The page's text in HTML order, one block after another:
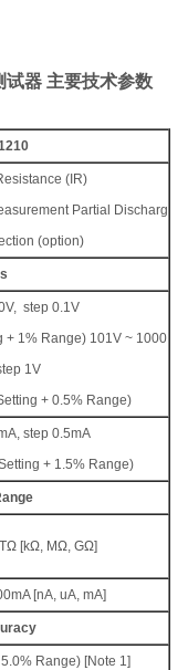
试器 主要技术参数
(IR)
Partial Discharg
(option)
step 0.1V
+ 1% Range) 101V ~ 1000
1V
+ 0.5% Range)
step 0.5mA
+ 1.5% Range)
[kΩ, MΩ, GΩ]
[nA, uA, mA]
Range) [Note 1]